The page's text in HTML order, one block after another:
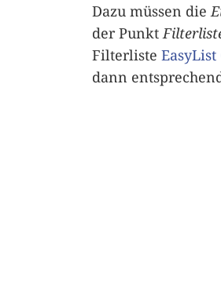
Dazu müssen die
der Punkt
Filterliste EasyList
dann